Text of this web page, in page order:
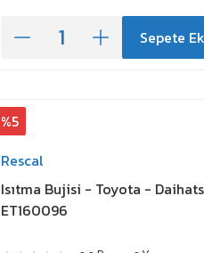
Sepete
%5
Rescal
Isıtma Bujisi - Toyota -
ET160096